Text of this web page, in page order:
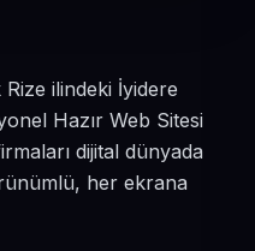
ilindeki İyidere
Hazır Web Sitesi
dijital dünyada
her ekrana